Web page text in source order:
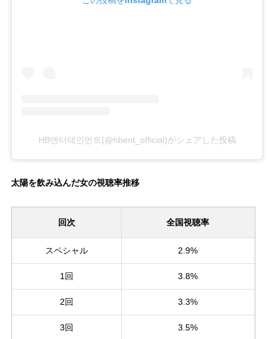
HB엔터테인먼트(@hbent_official)がシェアした投稿
太陽を飲み込んだ女の視聴率推移
回次 全国視聴率
スペシャル 2.9%
1回 3.8%
2回 3.3%
3回 3.5%